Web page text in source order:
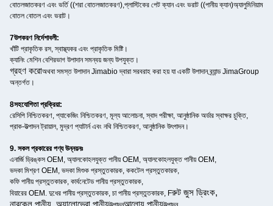
বোতলজাতকরণ এবং ভর্তি ((শরা বোতলজাতকরণ),প্লাস্টিকের পেট ক্যান এবং ভরাট ((পানীয় ক্যান)অ্যালুমিনিয়াম
বোতল বোতল এবং ভরাট।
7উপকরণ নির্দেশাবলী:
খাঁটি প্রাকৃতিক রস, স্বাস্থ্যকর এবং প্রাকৃতিক মিষ্টি।
ক্যানিং মেশিন বেশিরভাগ উপাদান সমন্বয় জন্য উপযুক্ত।
গ্রহণ করোঅথবা সমস্ত উপাদান Jimabio দ্বারা সরবরাহ করা হয় যা একটি উপাদান ব্র্যান্ড JimaGroup
অন্তর্গত।
8সহযোগিতা প্রক্রিয়া:
রেসিপি নিশ্চিতকরণ, প্যাকেজিং নিশ্চিতকরণ, মূল্য আলোচনা, স্বাদ পরীক্ষা, আনুষ্ঠানিক অর্ডার স্বাক্ষর চুক্তি,
প্রাক-উত্পাদন ট্রায়াল, মুদ্রণ প্যাটার্ন এবং নথি নিশ্চিতকরণ, আনুষ্ঠানিক উৎপাদন।
9. সকল প্রকারের পণ্য উন্নয়নঃ
এনার্জি ড্রিঙ্কস OEM, অ্যালকোহলযুক্ত পানীয় OEM, অ্যালকোহলযুক্ত পানীয় OEM,
ভদকা মিশ্রণ OEM, ভদকা মিশুক প্রস্তুতকারক, ককটেল প্রস্তুতকারক,
কফি পানীয় প্রস্তুতকারক, কার্বনেটেড পানীয় প্রস্তুতকারক,
বিয়ারের OEM. দুধের পানীয় প্রস্তুতকারক, চা পানীয় প্রস্তুতকারক, Fরুট জুস ড্রিংক,